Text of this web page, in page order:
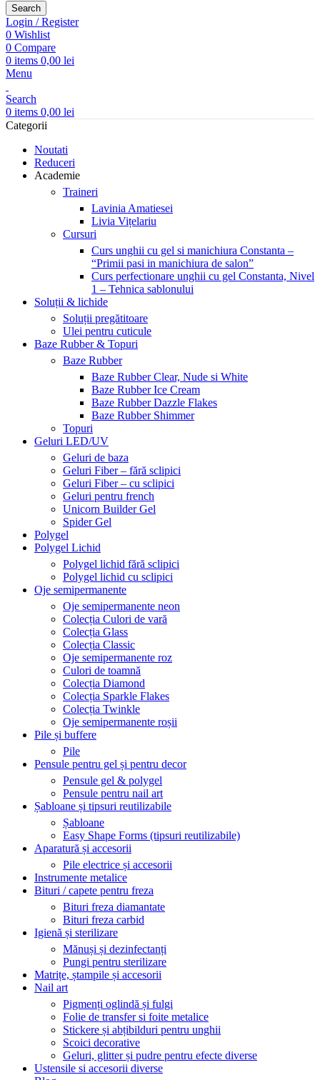
Search
Login / Register
0 Wishlist
0 Compare
0 items 0,00 lei
Menu
Search
0 items 0,00 lei
Categorii
Noutati
Reduceri
Academie
Traineri
Lavinia Amatiesei
Livia Vițelariu
Cursuri
Curs unghii cu gel si manichiura Constanta –
“Primii pasi in manichiura de salon”
Curs perfectionare unghii cu gel Constanta, Nivel
1 – Tehnica sablonului
Soluții & lichide
Soluții pregătitoare
Ulei pentru cuticule
Baze Rubber & Topuri
Baze Rubber
Baze Rubber Clear, Nude si White
Baze Rubber Ice Cream
Baze Rubber Dazzle Flakes
Baze Rubber Shimmer
Topuri
Geluri LED/UV
Geluri de baza
Geluri Fiber – fără sclipici
Geluri Fiber – cu sclipici
Geluri pentru french
Unicorn Builder Gel
Spider Gel
Polygel
Polygel Lichid
Polygel lichid fără sclipici
Polygel lichid cu sclipici
Oje semipermanente
Oje semipermanente neon
Colecția Culori de vară
Colecția Glass
Colecția Classic
Oje semipermanente roz
Culori de toamnă
Colecția Diamond
Colecția Sparkle Flakes
Colecția Twinkle
Oje semipermanente roșii
Pile și buffere
Pile
Pensule pentru gel și pentru decor
Pensule gel & polygel
Pensule pentru nail art
Șabloane și tipsuri reutilizabile
Șabloane
Easy Shape Forms (tipsuri reutilizabile)
Aparatură și accesorii
Pile electrice și accesorii
Instrumente metalice
Bituri / capete pentru freza
Bituri freza diamantate
Bituri freza carbid
Igienă și sterilizare
Mănuși și dezinfectanți
Pungi pentru sterilizare
Matrițe, ștampile și accesorii
Nail art
Pigmenți oglindă și fulgi
Folie de transfer si foite metalice
Stickere și abțibilduri pentru unghii
Scoici decorative
Geluri, glitter și pudre pentru efecte diverse
Ustensile si accesorii diverse